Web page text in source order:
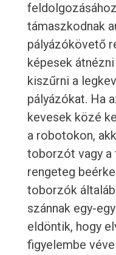
támaszkodnak
pályázókövető
képesek
kiszűrni a
pályázókat. Ha
kevesek közé
a robotokon,
toborzót vagy a
rengeteg
toborzók
szánnak egy-
eldöntik, hogy
figyelembe